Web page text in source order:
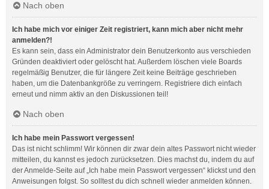
Nach oben
Ich habe mich vor einiger Zeit registriert, kann mich aber nicht mehr
anmelden?!
Es kann sein, dass ein Administrator dein Benutzerkonto aus verschieden
Gründen deaktiviert oder gelöscht hat. Außerdem löschen viele Boards
regelmäßig Benutzer, die für längere Zeit keine Beiträge geschrieben
haben, um die Datenbankgröße zu verringern. Registriere dich einfach
erneut und nimm aktiv an den Diskussionen teil!
Nach oben
Ich habe mein Passwort vergessen!
Das ist nicht schlimm! Wir können dir zwar dein altes Passwort nicht wieder
mitteilen, du kannst es jedoch zurücksetzen. Dies machst du, indem du auf
der Anmelde-Seite auf „Ich habe mein Passwort vergessen“ klickst und den
Anweisungen folgst. So solltest du dich schnell wieder anmelden können.